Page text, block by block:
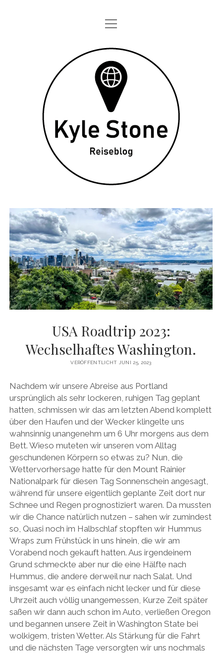
STARTSEITE
ONE DAY IN
TAGEBÜCHER
ÜBER MICH
DATENSCHUTZ
twitterinstagram
Menü
öffnen
Kyle
Stone
USA Roadtrip 2023:
Wechselhaftes Washington.
VERÖFFENTLICHT JUNI 25, 2023
Nachdem wir unsere Abreise aus Portland
ursprünglich als sehr lockeren, ruhigen Tag geplant
hatten, schmissen wir das am letzten Abend komplett
über den Haufen und der Wecker klingelte uns
wahnsinnig unangenehm um 6 Uhr morgens aus dem
Bett. Wieso muteten wir unseren vom Alltag
geschundenen Körpern so etwas zu? Nun, die
Wettervorhersage hatte für den Mount Rainier
Nationalpark für diesen Tag Sonnenschein angesagt,
während für unsere eigentlich geplante Zeit dort nur
Schnee und Regen prognostiziert waren. Da mussten
wir die Chance natürlich nutzen – sahen wir zumindest
so, Quasi noch im Halbschlaf stopften wir Hummus
Wraps zum Frühstück in uns hinein, die wir am
Vorabend noch gekauft hatten. Aus irgendeinem
Grund schmeckte aber nur die eine Hälfte nach
Hummus, die andere derweil nur nach Salat. Und
insgesamt war es einfach nicht lecker und für diese
Uhrzeit auch völlig unangemessen, Kurze Zeit später
saßen wir dann auch schon im Auto, verließen Oregon
und begannen unsere Zeit in Washington State bei
wolkigem, tristen Wetter. Als Stärkung für die Fahrt
und die nächsten Tage versorgten wir uns nochmals